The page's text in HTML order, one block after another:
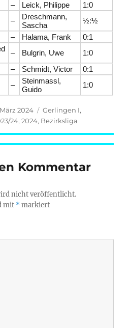
– Leick, Philippe
1:0
–
Dreschmann,
Sascha
½:½
– Halama, Frank
0:1
– Bulgrin, Uwe
1:0
– Schmidt, Victor
0:1
–
Steinmassl,
Guido
1:0
2024 Kategorien
Gerlingen I,
24,2024, Bezirksliga
Kommentar
nicht veröffentlicht.
mit *markiert